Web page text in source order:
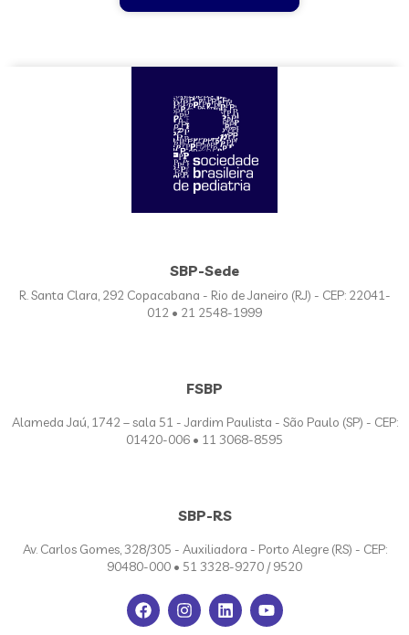
SBP-Sede
R. Santa Clara, 292 Copacabana - Rio de Janeiro (RJ) - CEP: 22041-
012 • 21 2548-1999
FSBP
Alameda Jaú, 1742 – sala 51 - Jardim Paulista - São Paulo (SP) - CEP:
01420-006 • 11 3068-8595
SBP-RS
Av. Carlos Gomes, 328/305 - Auxiliadora - Porto Alegre (RS) - CEP:
90480-000 • 51 3328-9270 / 9520